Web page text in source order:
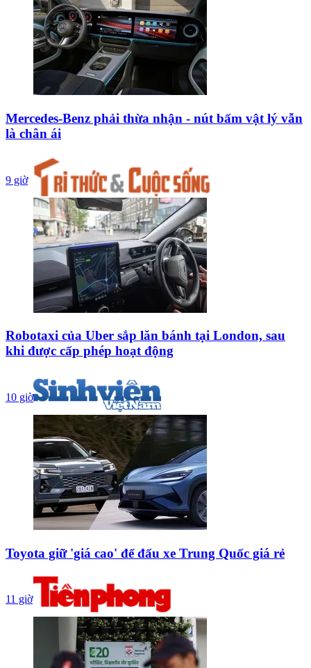
Mercedes-Benz phải thừa nhận - nút bấm vật lý vẫn
là chân ái
9 giờ
Robotaxi của Uber sắp lăn bánh tại London, sau
khi được cấp phép hoạt động
10 giờ
Toyota giữ 'giá cao' để đấu xe Trung Quốc giá rẻ
11 giờ